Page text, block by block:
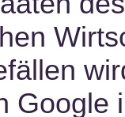
Google